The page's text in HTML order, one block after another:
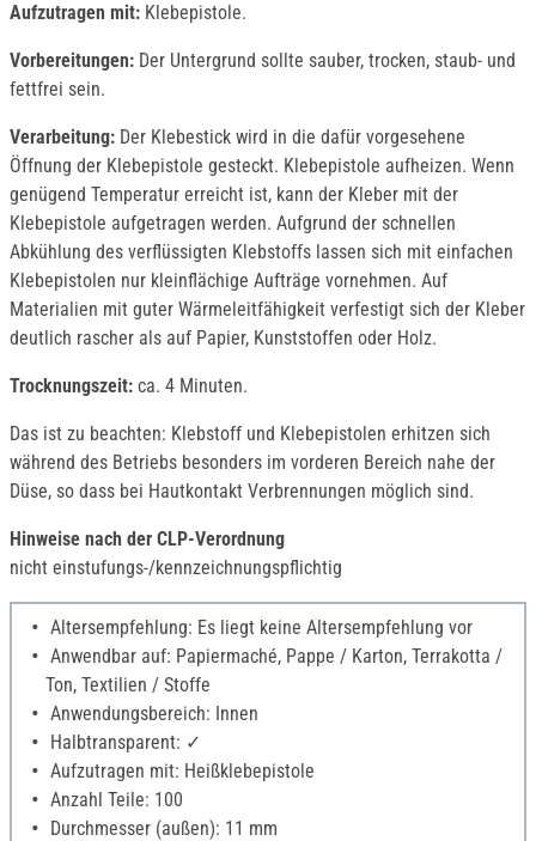
Aufzutragen mit: Klebepistole.
Vorbereitungen: Der Untergrund sollte sauber, trocken, staub- und
fettfrei sein.
Verarbeitung: Der Klebestick wird in die dafür vorgesehene
Öffnung der Klebepistole gesteckt. Klebepistole aufheizen. Wenn
genügend Temperatur erreicht ist, kann der Kleber mit der
Klebepistole aufgetragen werden. Aufgrund der schnellen
Abkühlung des verflüssigten Klebstoffs lassen sich mit einfachen
Klebepistolen nur kleinflächige Aufträge vornehmen. Auf
Materialien mit guter Wärmeleitfähigkeit verfestigt sich der Kleber
deutlich rascher als auf Papier, Kunststoffen oder Holz.
Trocknungszeit: ca. 4 Minuten.
Das ist zu beachten: Klebstoff und Klebepistolen erhitzen sich
während des Betriebs besonders im vorderen Bereich nahe der
Düse, so dass bei Hautkontakt Verbrennungen möglich sind.
Hinweise nach der CLP-Verordnung
nicht einstufungs-/kennzeichnungspflichtig
Altersempfehlung: Es liegt keine Altersempfehlung vor
Anwendbar auf: Papiermaché, Pappe / Karton, Terrakotta /
Ton, Textilien / Stoffe
Anwendungsbereich: Innen
Halbtransparent: ✓
Aufzutragen mit: Heißklebepistole
Anzahl Teile: 100
Durchmesser (außen): 11 mm